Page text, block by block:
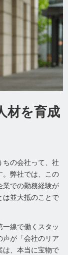
材を育成
の会社って、社
。弊社では、この
業での勤務経験が
は並大抵のことで
線で働くスタッ
が「会社のリア
は、本当に宝物で